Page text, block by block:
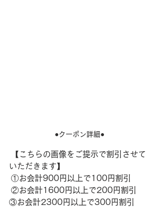
●クーポン詳細●
【こちらの画像をご提示で割引させて
いただきます】
①お会計900円以上で100円割引
②お会計1600円以上で200円割引
③お会計2300円以上で300円割引